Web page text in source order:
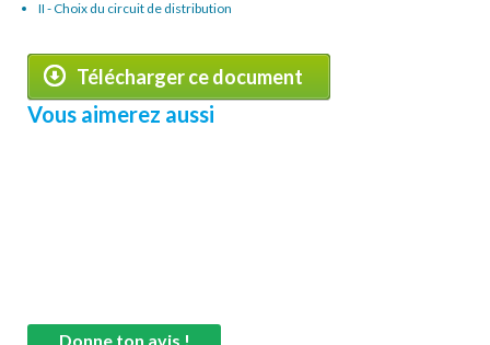
II - Choix du circuit de distribution
Télécharger ce document
Vous aimerez aussi
Donne ton avis !